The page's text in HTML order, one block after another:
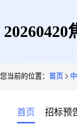
20260420
您当前的位置： 首页
首页 招标预